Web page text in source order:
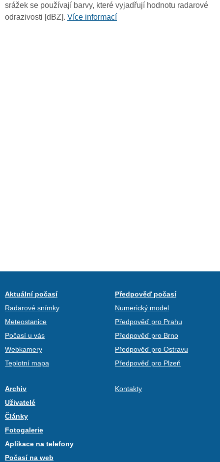
srážek se používají barvy, které vyjadřují hodnotu radarové
odrazivosti [dBZ]. Více informací
Aktuální počasí
Radarové snímky
Meteostanice
Počasí u vás
Webkamery
Teplotní mapa
Předpověď počasí
Numerický model
Předpověď pro Prahu
Předpověď pro Brno
Předpověď pro Ostravu
Předpověď pro Plzeň
Archiv
Uživatelé
Články
Fotogalerie
Aplikace na telefony
Počasí na web
Kontakty